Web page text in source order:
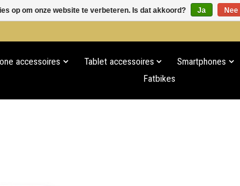
accessoires Tablet accessoires Smartphones
Fatbikes
op om onze website te verbeteren. Is dat akkoord? Ja Nee